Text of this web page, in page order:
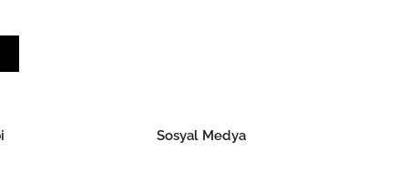
Sosyal Medya